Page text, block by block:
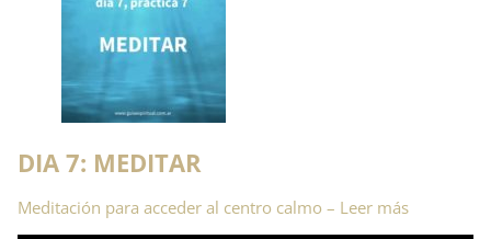
DIA 7: MEDITAR
Meditación para acceder al centro calmo – Leer más